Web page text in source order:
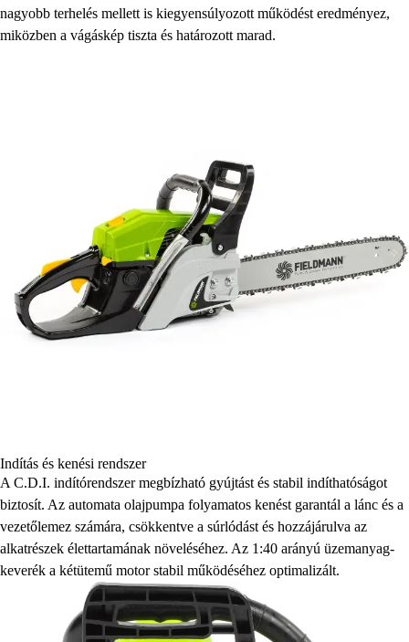
nagyobb terhelés mellett is kiegyensúlyozott működést eredményez,
miközben a vágáskép tiszta és határozott marad.
Indítás és kenési rendszer
A C.D.I. indítórendszer megbízható gyújtást és stabil indíthatóságot
biztosít. Az automata olajpumpa folyamatos kenést garantál a lánc és a
vezetőlemez számára, csökkentve a súrlódást és hozzájárulva az
alkatrészek élettartamának növeléséhez. Az 1:40 arányú üzemanyag-
keverék a kétütemű motor stabil működéséhez optimalizált.